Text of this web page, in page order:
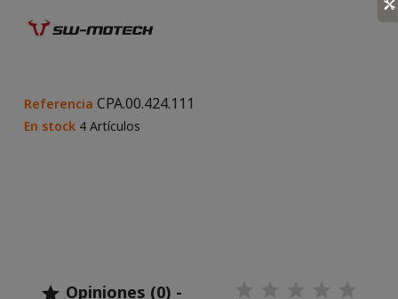
Referencia CPA.00.424.111
En stock 4 Artículos
 Opiniones (0) -